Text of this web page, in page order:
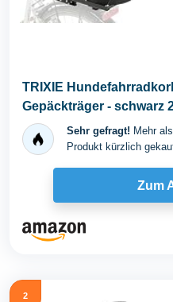
TRIXIE
Gepäckträger - schwarz
Sehr gefragt! Mehr
Produkt kürzlich
Zum
2